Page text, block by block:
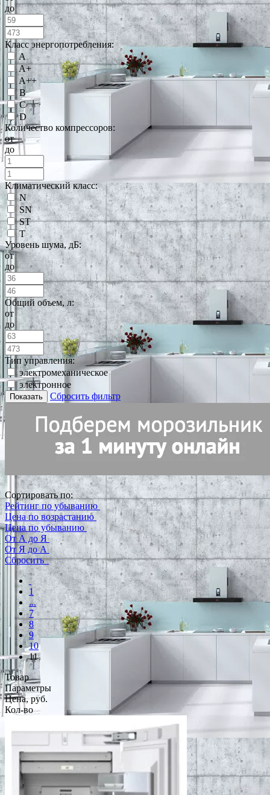
до
Класс энергопотребления:
A
A+
A++
B
C
D
Количество компрессоров:
от
до
Климатический класс:
N
SN
ST
T
Уровень шума, дБ:
от
до
Общий объем, л:
от
до
Тип управления:
электромеханическое
электронное
Показать Сбросить фильтр
Сортировать по:
Рейтинг по убыванию
Цена по возрастанию
Цена по убыванию
От А до Я
От Я до А
Сбросить
1
...
7
8
9
10
11
Товар
Параметры
Цена, руб.
Кол-во